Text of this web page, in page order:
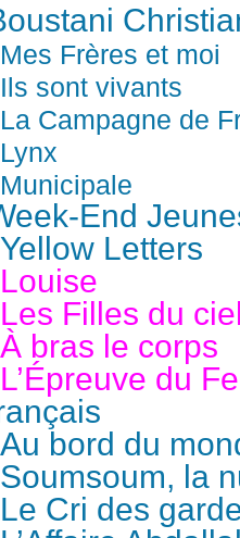
Mes Frères et moi
Ils sont vivants
La Campagne de
Lynx
Municipale
End
Yellow Letters
Louise
Les Filles du
À bras le corps
L’Épreuve du
Au bord du
Soumsoum, la
Le Cri des